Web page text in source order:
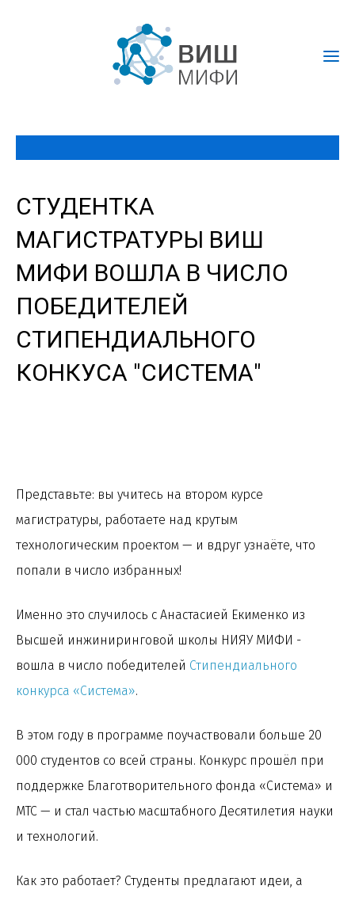
СТУДЕНТКА
МАГИСТРАТУРЫ ВИШ
МИФИ ВОШЛА В ЧИСЛО
ПОБЕДИТЕЛЕЙ
СТИПЕНДИАЛЬНОГО
КОНКУСА "СИСТЕМА"
Представьте: вы учитесь на втором курсе
магистратуры, работаете над крутым
технологическим проектом — и вдруг узнаёте, что
попали в число избранных!
Именно это случилось с Анастасией Екименко из
Высшей инжиниринговой школы НИЯУ МИФИ -
вошла в число победителей Стипендиального
конкурса «Система».
В этом году в программе поучаствовали больше 20
000 студентов со всей страны. Конкурс прошёл при
поддержке Благотворительного фонда «Система» и
МТС — и стал частью масштабного Десятилетия науки
и технологий.
Как это работает? Студенты предлагают идеи, а